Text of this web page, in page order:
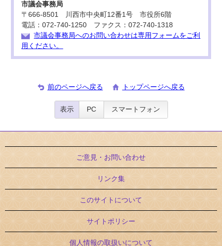
市議会事務局
〒666-8501 川西市中央町12番1号 市役所6階
電話：072-740-1250 ファクス：072-740-1318
市議会事務局へのお問い合わせは専用フォームをご利
用ください。
前のページへ戻る トップページへ戻る
表示 PC スマートフォン
ご意見・お問い合わせ
リンク集
このサイトについて
サイトポリシー
個人情報の取扱いについて